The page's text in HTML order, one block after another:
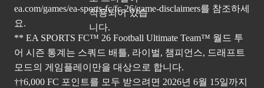
ea.com/games/ea-sports-fc/fc-26/game-disclaimers를 참조하세
요.
** EA SPORTS FC™ 26 Football Ultimate Team™ 월드 투
어 시즌 통계는 스쿼드 배틀, 라이벌, 챔피언스, 드래프트
모드의 게임플레이만을 대상으로 합니다.
††6,000 FC 포인트를 모두 받으려면 2026년 6월 15일까지